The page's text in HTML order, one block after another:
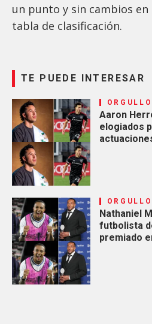
un punto y sin cambios en
tabla de clasificación.
TE PUEDE INTERESAR
Aaron
elogiados
Nathaniel
futbolista
premiado